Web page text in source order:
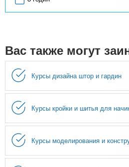
Вас также могут
Курсы дизайна штор и гардин
Курсы кройки и шитья для
Курсы моделирования и